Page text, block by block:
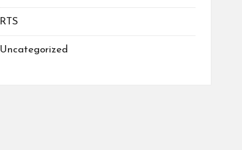
RTS
Uncategorized